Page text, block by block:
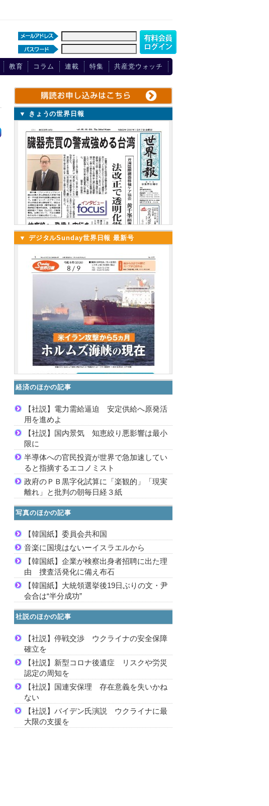
教育 コラム 連載 特集 共産党ウォッチ
▼ きょうの世界日報
▼ デジタルSunday世界日報 最新号
経済のほかの記事
【社説】電力需給逼迫 安定供給へ原発活
用を進めよ
【社説】国内景気 知恵絞り悪影響は最小
限に
半導体への官民投資が世界で急加速してい
ると指摘するエコノミスト
政府のＰＢ黒字化試算に「楽観的」「現実
離れ」と批判の朝毎日経３紙
写真のほかの記事
【韓国紙】委員会共和国
音楽に国境はないーイスラエルから
【韓国紙】企業が検察出身者招聘に出た理
由 捜査活発化に備え布石
【韓国紙】大統領選挙後19日ぶりの文・尹
会合は“半分成功”
社説のほかの記事
【社説】停戦交渉 ウクライナの安全保障
確立を
【社説】新型コロナ後遺症 リスクや労災
認定の周知を
【社説】国連安保理 存在意義を失いかね
ない
【社説】バイデン氏演説 ウクライナに最
大限の支援を